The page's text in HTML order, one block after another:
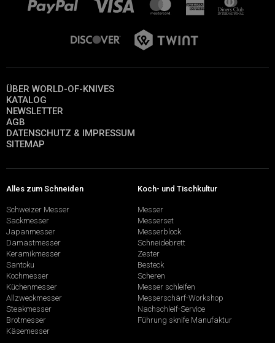
ÜBER WORLD-OF-KNIVES
KATALOG
NEWSLETTER
AGB
DATENSCHUTZ & IMPRESSUM
SITEMAP
Alles zum Schneiden
Schweizer Messer
Sackmesser
Japanmesser
Damastmesser
Keramikmesser
Santoku
Kochmesser
Küchenmesser
Allzweckmesser
Steakmesser
Brotmesser
Käsemesser
Koch- und Tischkultur
Messer
Messerset
Messerblock
Schneidebrett
Zester
Besteck
Scheren
Messer schleifen
Messerschärf-Workshop
Nachschleif-Service
Führung sknife Manufaktur